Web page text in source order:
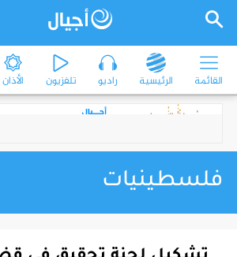
القائمة الرئيسية راديو تلفزيون الأذان
فلسطينيات